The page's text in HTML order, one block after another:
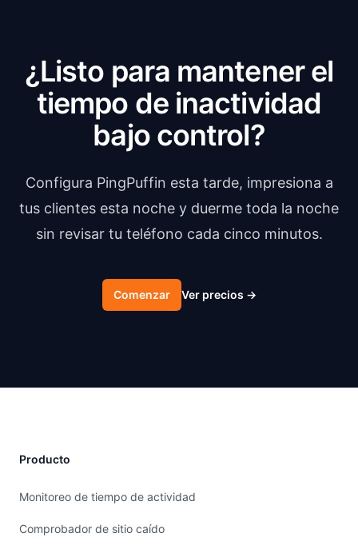
¿Listo para mantener el
tiempo de inactividad
bajo control?
Configura PingPuffin esta tarde, impresiona a
tus clientes esta noche y duerme toda la noche
sin revisar tu teléfono cada cinco minutos.
Comenzar Ver precios →
Producto
Monitoreo de tiempo de actividad
Comprobador de sitio caído